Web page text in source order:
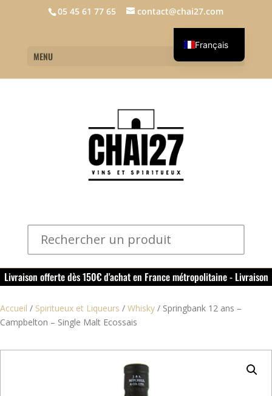
05 45 61 77 65 contact@chai27.com
MENU
Livraison offerte dès 150€ d'achat en France métropolitaine - Livraison
offerte dans le rouillacais (16) dès 50€ d'achat
Accueil / Spiritueux et Liqueurs / Whisky / Springbank 12 ans –
Campbelton – Single Malt Ecossais
Français
English